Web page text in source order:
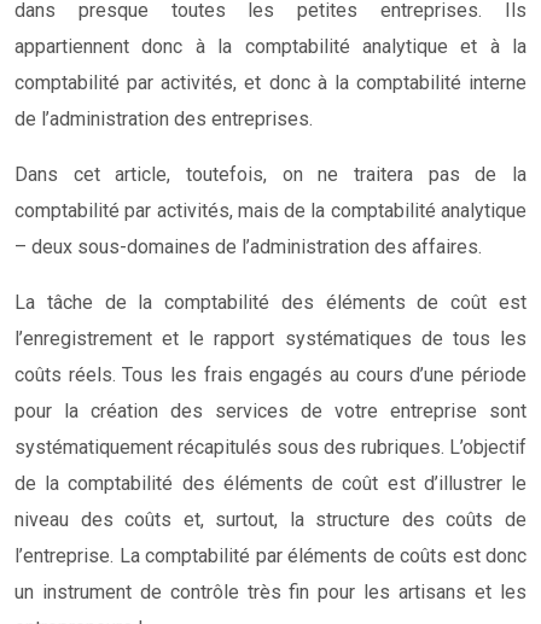
dans presque toutes les petites entreprises. Ils
appartiennent donc à la comptabilité analytique et à la
comptabilité par activités, et donc à la comptabilité interne
de l’administration des entreprises.
Dans cet article, toutefois, on ne traitera pas de la
comptabilité par activités, mais de la comptabilité analytique
– deux sous-domaines de l’administration des affaires.
La tâche de la comptabilité des éléments de coût est
l’enregistrement et le rapport systématiques de tous les
coûts réels. Tous les frais engagés au cours d’une période
pour la création des services de votre entreprise sont
systématiquement récapitulés sous des rubriques. L’objectif
de la comptabilité des éléments de coût est d’illustrer le
niveau des coûts et, surtout, la structure des coûts de
l’entreprise. La comptabilité par éléments de coûts est donc
un instrument de contrôle très fin pour les artisans et les